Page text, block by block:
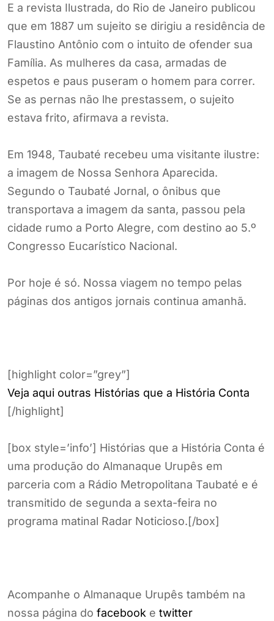
E a revista Ilustrada, do Rio de Janeiro publicou
que em 1887 um sujeito se dirigiu a residência de
Flaustino Antônio com o intuito de ofender sua
Família. As mulheres da casa, armadas de
espetos e paus puseram o homem para correr.
Se as pernas não lhe prestassem, o sujeito
estava frito, afirmava a revista.
Em 1948, Taubaté recebeu uma visitante ilustre:
a imagem de Nossa Senhora Aparecida.
Segundo o Taubaté Jornal, o ônibus que
transportava a imagem da santa, passou pela
cidade rumo a Porto Alegre, com destino ao 5.º
Congresso Eucarístico Nacional.
Por hoje é só. Nossa viagem no tempo pelas
páginas dos antigos jornais continua amanhã.
[highlight color=”grey”]
Veja aqui outras Histórias que a História Conta
[/highlight]
[box style=’info’] Histórias que a História Conta é
uma produção do Almanaque Urupês em
parceria com a Rádio Metropolitana Taubaté e é
transmitido de segunda a sexta-feira no
programa matinal Radar Noticioso.[/box]
Acompanhe o Almanaque Urupês também na
nossa página do facebook e twitter